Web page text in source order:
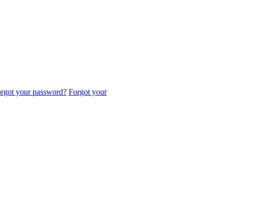
your password? Forgot your